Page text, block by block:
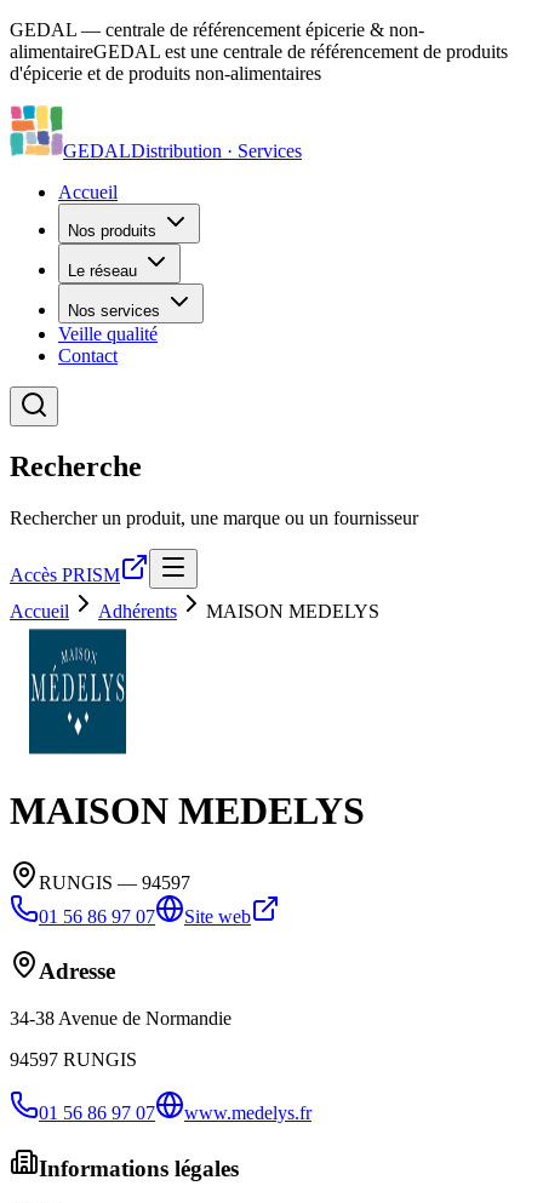
GEDAL — centrale de référencement épicerie & non-
alimentaireGEDAL est une centrale de référencement de produits
d'épicerie et de produits non-alimentaires
GEDALDistribution · Services
Accueil
Nos produits
Le réseau
Nos services
Veille qualité
Contact
Recherche
Rechercher un produit, une marque ou un fournisseur
Accès PRISM
Accueil
Adhérents MAISON MEDELYS
MAISON MEDELYS
RUNGIS — 94597
01 56 86 97 07
Site web
Adresse
34-38 Avenue de Normandie
94597 RUNGIS
01 56 86 97 07 www.medelys.fr
Informations légales